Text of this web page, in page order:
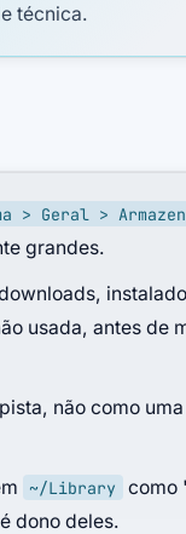
técnica.
> Geral >
grandes.
usada, antes de
não como
~/Library
como
dono deles.